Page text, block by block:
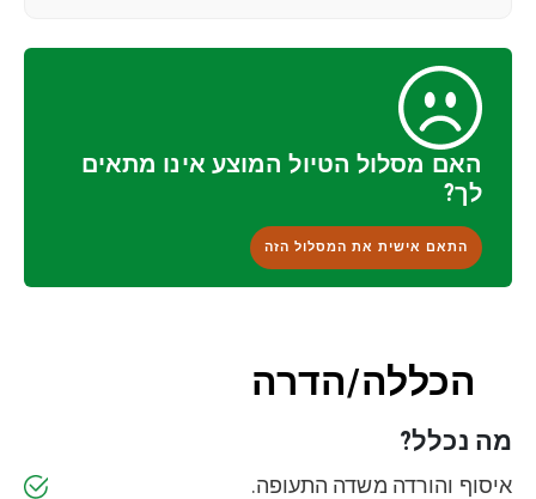
האם מסלול הטיול המוצע אינו מתאים
לך?
התאם אישית את המסלול הזה
הכללה/הדרה
מה נכלל?
איסוף והורדה משדה התעופה.